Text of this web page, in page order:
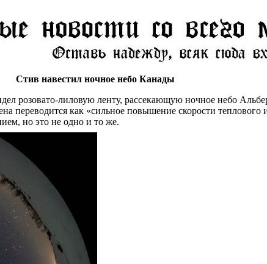
Стив навестил ночное небо Канады
розовато-лиловую ленту, рассекающую ночное небо
как «сильное повышение скорости теплового
но это не одно и то же.